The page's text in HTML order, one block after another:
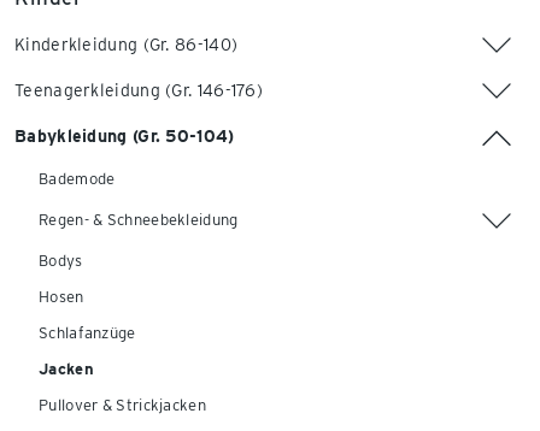
Kinderkleidung (Gr. 86-140)
Teenagerkleidung (Gr. 146-176)
Babykleidung (Gr. 50-104)
Bademode
Regen- & Schneebekleidung
Bodys
Hosen
Schlafanzüge
Jacken
Pullover & Strickjacken